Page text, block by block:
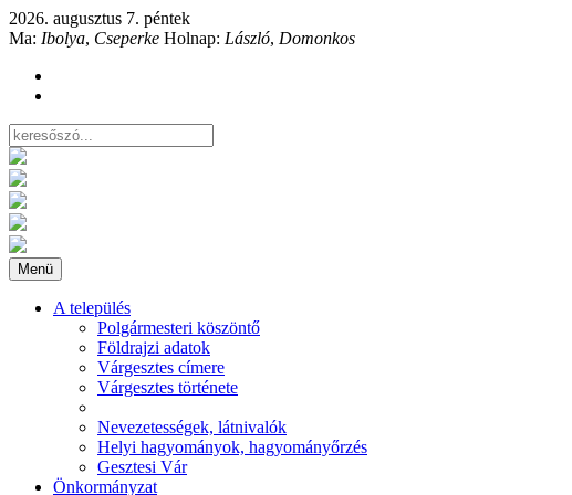
2026. augusztus 7. péntek
Ma: Ibolya, Cseperke Holnap: László, Domonkos
Menü
A település
Polgármesteri köszöntő
Földrajzi adatok
Várgesztes címere
Várgesztes története
Nevezetességek, látnivalók
Helyi hagyományok, hagyományőrzés
Gesztesi Vár
Önkormányzat